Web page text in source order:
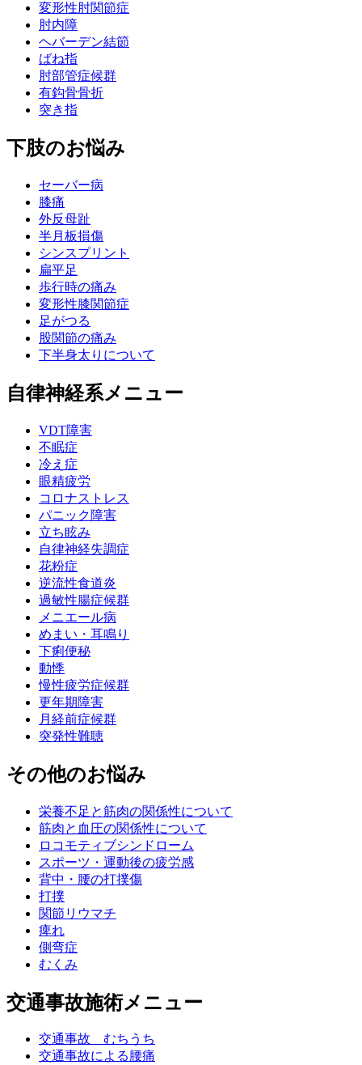
変形性肘関節症
肘内障
ヘバーデン結節
ばね指
肘部管症候群
有鈎骨骨折
突き指
下肢のお悩み
セーバー病
膝痛
外反母趾
半月板損傷
シンスプリント
扁平足
歩行時の痛み
変形性膝関節症
足がつる
股関節の痛み
下半身太りについて
自律神経系メニュー
VDT障害
不眠症
冷え症
眼精疲労
コロナストレス
パニック障害
立ち眩み
自律神経失調症
花粉症
逆流性食道炎
過敏性腸症候群
メニエール病
めまい・耳鳴り
下痢便秘
動悸
慢性疲労症候群
更年期障害
月経前症候群
突発性難聴
その他のお悩み
栄養不足と筋肉の関係性について
筋肉と血圧の関係性について
ロコモティブシンドローム
スポーツ・運動後の疲労感
背中・腰の打撲傷
打撲
関節リウマチ
痺れ
側弯症
むくみ
交通事故施術メニュー
交通事故 むちうち
交通事故による腰痛